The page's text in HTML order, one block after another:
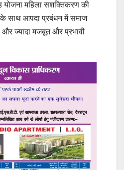
योजना महिला सशक्तिकरण की
के साथ आपदा प्रबंधन में समाज
ज्यादा मजबूत और प्रभावी